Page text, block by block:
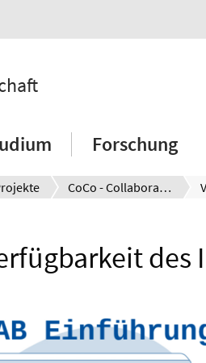
Forschung
CoCo - Collaborative Coding
des